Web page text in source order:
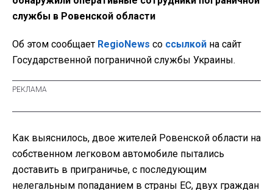
службы в Ровенской области
Об этом сообщает RegioNews со ссылкой на сайт
Государственной пограничной службы Украины.
Как выяснилось, двое жителей Ровенской области на
собственном легковом автомобиле пытались
доставить в приграничье, с последующим
нелегальным попаданием в страны ЕС, двух граждан